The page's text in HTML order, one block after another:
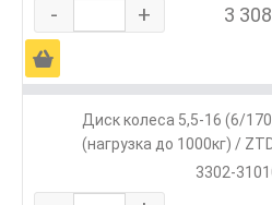
- + 3
Ä
Диск колеса 5,5-16 (6/
(нагрузка до 1000кг) /
3302-